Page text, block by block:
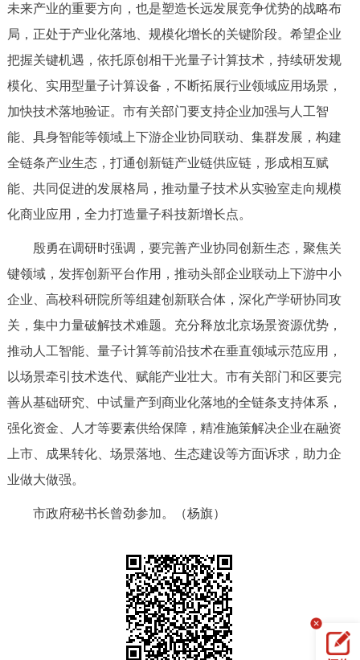
绿色北京 图说北京 视频北京
多语种
ENGLISH 한국어 日本語
DEUTSCH FRANÇAIS РУССКИЙ ЯЗЫК
ESPAÑOL العربية
回到顶部
未来产业的重要方向，也是塑造长远发展竞争优势的战略布
局，正处于产业化落地、规模化增长的关键阶段。希望企业
把握关键机遇，依托原创相干光量子计算技术，持续研发规
模化、实用型量子计算设备，不断拓展行业领域应用场景，
加快技术落地验证。市有关部门要支持企业加强与人工智
能、具身智能等领域上下游企业协同联动、集群发展，构建
全链条产业生态，打通创新链产业链供应链，形成相互赋
能、共同促进的发展格局，推动量子技术从实验室走向规模
化商业应用，全力打造量子科技新增长点。
殷勇在调研时强调，要完善产业协同创新生态，聚焦关
键领域，发挥创新平台作用，推动头部企业联动上下游中小
企业、高校科研院所等组建创新联合体，深化产学研协同攻
关，集中力量破解技术难题。充分释放北京场景资源优势，
推动人工智能、量子计算等前沿技术在垂直领域示范应用，
以场景牵引技术迭代、赋能产业壮大。市有关部门和区要完
善从基础研究、中试量产到商业化落地的全链条支持体系，
强化资金、人才等要素供给保障，精准施策解决企业在融资
上市、成果转化、场景落地、生态建设等方面诉求，助力企
业做大做强。
市政府秘书长曾劲参加。（杨旗）